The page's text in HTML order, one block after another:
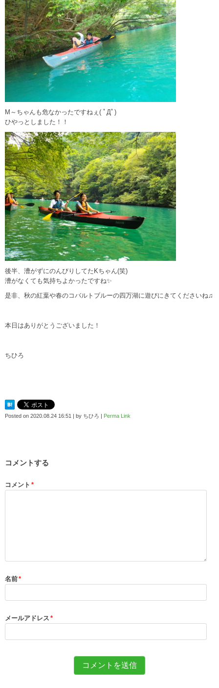
M～ちゃんも危なかったですねぇ( ﾟДﾟ)
ひやっとしました！！
後半、漕がずにのんびりしてたKちゃん(笑)
漕がなくても気持ちよかったですね✨
是非、秋の紅葉や春のコバルトブルーの四万湖に遊びにきてくださいね♫
本日はありがとうございました！
ちひろ
Posted on 2020.08.24 16:51 | by ちひろ | Perma Link
コメントする
コメント *
名前*
メールアドレス *